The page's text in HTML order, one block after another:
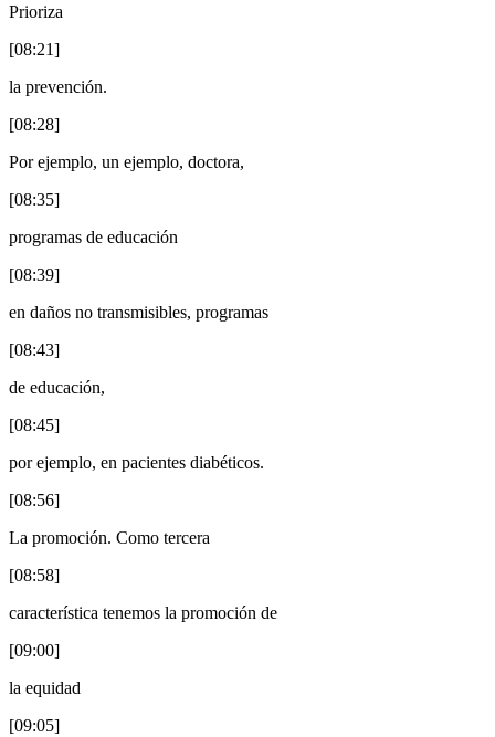
Prioriza
[08:21]
la prevención.
[08:28]
Por ejemplo, un ejemplo, doctora,
[08:35]
programas de educación
[08:39]
en daños no transmisibles, programas
[08:43]
de educación,
[08:45]
por ejemplo, en pacientes diabéticos.
[08:56]
La promoción. Como tercera
[08:58]
característica tenemos la promoción de
[09:00]
la equidad
[09:05]